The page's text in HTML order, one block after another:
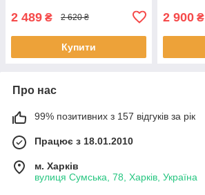
2 489 ₴ 2 620 ₴
Купити
2 900 ₴
Про нас
99% позитивних з 157 відгуків за рік
Працює з 18.01.2010
м. Харків
вулиця Сумська, 78, Харків, Україна